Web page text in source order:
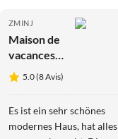
ZMINJ
Maison de
vacances
Villa
Menigo
5.0 (8 Avis)
Es ist ein sehr schönes
modernes Haus, hat alles